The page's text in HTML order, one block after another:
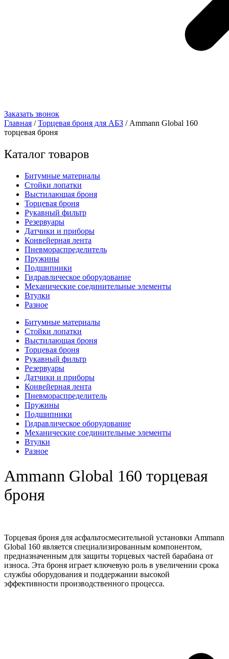
Заказать звонок
Главная /Торцевая броня для АБЗ / Ammann Global 160
торцевая броня
Каталог товаров
Битумные материалы
Стойки лопатки
Выстилающая броня
Торцевая броня
Рукавный фильтр
Резервуары
Датчики и приборы
Конвейерная лента
Пневмораспределитель
Пружины
Подшипники
Гидравлическое оборудование
Механические соединительные элементы
Втулки
Разное
Битумные материалы
Стойки лопатки
Выстилающая броня
Торцевая броня
Рукавный фильтр
Резервуары
Датчики и приборы
Конвейерная лента
Пневмораспределитель
Пружины
Подшипники
Гидравлическое оборудование
Механические соединительные элементы
Втулки
Разное
Ammann Global 160 торцевая
броня
Торцевая броня для асфальтосмесительной установки Ammann
Global 160 является специализированным компонентом,
предназначенным для защиты торцевых частей барабана от
износа. Эта броня играет ключевую роль в увеличении срока
службы оборудования и поддержании высокой
эффективности производственного процесса.